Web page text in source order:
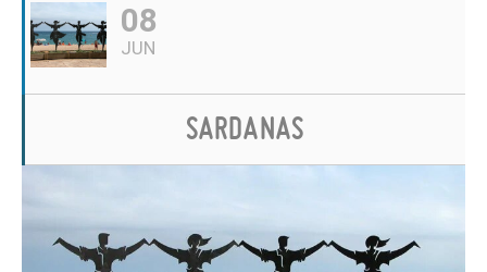
08
JUN
SARDANAS